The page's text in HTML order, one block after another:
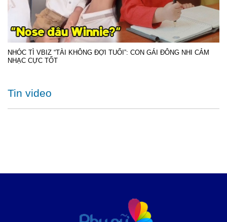
NHÓC TÌ VBIZ “TÀI KHÔNG ĐỢI TUỔI”: CON GÁI ĐÔNG NHI CẢM
NHẠC CỰC TỐT
Tin video